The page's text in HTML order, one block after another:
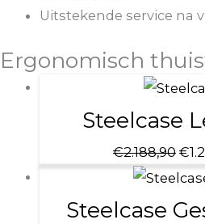
Uitstekende service na
Ergonomisch
Steelcase
€2.188,90
prijs
€
Steelcase
prijs